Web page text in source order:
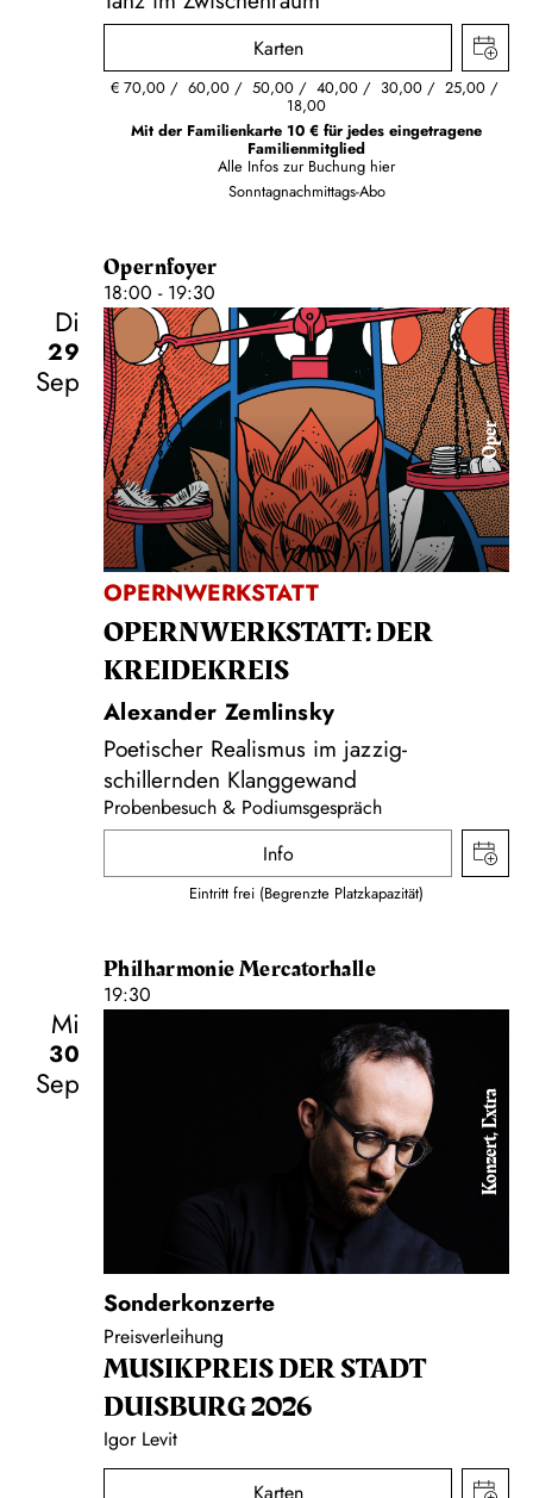
Karten
€ 70,00 60,00 50,00 40,00 30,00 25,00
18,00
Mit der Familienkarte 10 € für jedes eingetragene
Familienmitglied
Alle Infos zur Buchung hier
Sonntagnachmittags-Abo
Opernfoyer
18:00 - 19:30
Di
29
Sep
Oper
OPERNWERKSTATT
OPERNWERKSTATT: DER
KREIDEKREIS
Alexander Zemlinsky
Poetischer Realismus im jazzig-
schillernden Klanggewand
Probenbesuch & Podiumsgespräch
Info
Eintritt frei (Begrenzte Platzkapazität)
Philharmonie Mercatorhalle
19:30
Mi
30
Sep
Konzert, Extra
Sonderkonzerte
Preisverleihung
MUSIK­PREIS DER STADT
DUISBURG 2026
Igor Levit
Karten